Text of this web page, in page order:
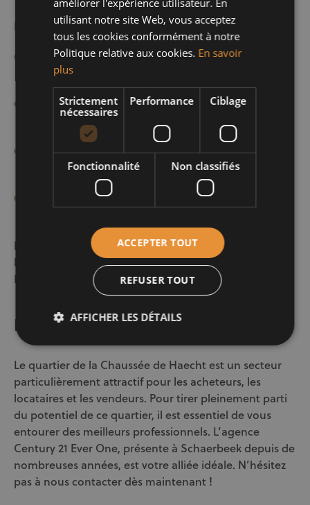
Nos atouts :
Une connaissance fine du secteur de la Chaussée
de Haecht et de ses spécificités
Une gamme complète de prestations immobilières
: vente, achat, location, gestion
Une équipe de professionnels expérimentés et à
votre écoute
La puissance et la visibilité du réseau immobilier
De plus, en nous choisissant, vous bénéficiez de
l’expertise de la meilleure agence CENTURY 21 de
Belgique.
En conclusion
Le quartier de la Chaussée de Haecht est un secteur
particulièrement attractif pour les acheteurs, les
locataires et les vendeurs. Pour tirer pleinement parti
du potentiel de ce quartier, il est essentiel de vous
entourer des meilleurs professionnels. L’agence
Century 21 Ever One, présente à Schaerbeek depuis de
nombreuses années, est votre alliée idéale. N’hésitez
pas à nous contacter dès maintenant !
utilisant notre site Web, vous acceptez
tous les cookies conformément à notre
Politique relative aux cookies. En savoir
plus
Strictement
nécessaires
Performance Ciblage
Fonctionnalité Non classifiés
ACCEPTER TOUT
REFUSER TOUT
AFFICHER LES DÉTAILS